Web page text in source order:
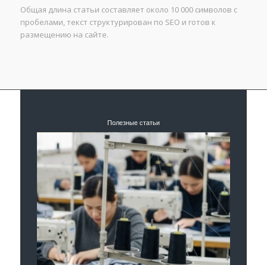
Общая длина статьи составляет около 10 000 символов с
пробелами, текст структурирован по SEO и готов к
размещению на сайте.
Полезные статьи